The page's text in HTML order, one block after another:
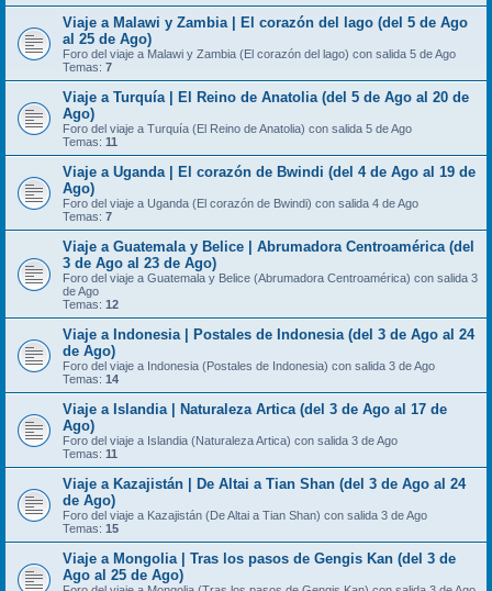
Viaje a Malawi y Zambia | El corazón del lago (del 5 de Ago
al 25 de Ago)
Foro del viaje a Malawi y Zambia (El corazón del lago) con salida 5 de Ago
Temas: 7
Viaje a Turquía | El Reino de Anatolia (del 5 de Ago al 20 de
Ago)
Foro del viaje a Turquía (El Reino de Anatolia) con salida 5 de Ago
Temas: 11
Viaje a Uganda | El corazón de Bwindi (del 4 de Ago al 19 de
Ago)
Foro del viaje a Uganda (El corazón de Bwindi) con salida 4 de Ago
Temas: 7
Viaje a Guatemala y Belice | Abrumadora Centroamérica (del
3 de Ago al 23 de Ago)
Foro del viaje a Guatemala y Belice (Abrumadora Centroamérica) con salida 3
de Ago
Temas: 12
Viaje a Indonesia | Postales de Indonesia (del 3 de Ago al 24
de Ago)
Foro del viaje a Indonesia (Postales de Indonesia) con salida 3 de Ago
Temas: 14
Viaje a Islandia | Naturaleza Artica (del 3 de Ago al 17 de
Ago)
Foro del viaje a Islandia (Naturaleza Artica) con salida 3 de Ago
Temas: 11
Viaje a Kazajistán | De Altai a Tian Shan (del 3 de Ago al 24
de Ago)
Foro del viaje a Kazajistán (De Altai a Tian Shan) con salida 3 de Ago
Temas: 15
Viaje a Mongolia | Tras los pasos de Gengis Kan (del 3 de
Ago al 25 de Ago)